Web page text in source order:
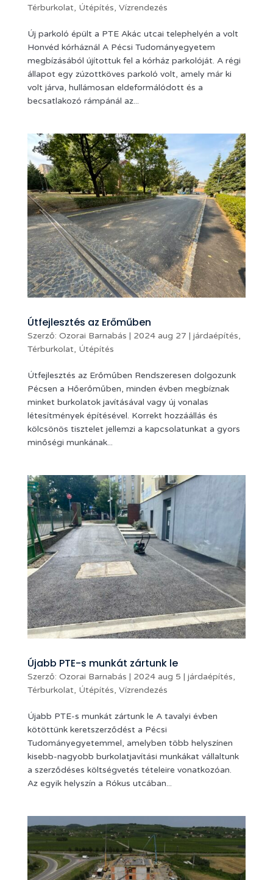
Térburkolat, Útépítés, Vízrendezés
Új parkoló épült a PTE Akác utcai telephelyén a volt
Honvéd kórháznál A Pécsi Tudományegyetem
megbízásából újítottuk fel a kórház parkolóját. A régi
állapot egy zúzottköves parkoló volt, amely már ki
volt járva, hullámosan eldeformálódott és a
becsatlakozó rámpánál az...
Útfejlesztés az Erőműben
Szerző: Ozorai Barnabás | 2024 aug 27 | járdaépítés,
Térburkolat, Útépítés
Útfejlesztés az Erőműben Rendszeresen dolgozunk
Pécsen a Hőerőműben, minden évben megbíznak
minket burkolatok javításával vagy új vonalas
létesítmények építésével. Korrekt hozzáállás és
kölcsönös tisztelet jellemzi a kapcsolatunkat a gyors
minőségi munkának...
Újabb PTE-s munkát zártunk le
Szerző: Ozorai Barnabás | 2024 aug 5 | járdaépítés,
Térburkolat, Útépítés, Vízrendezés
Újabb PTE-s munkát zártunk le A tavalyi évben
kötöttünk keretszerződést a Pécsi
Tudományegyetemmel, amelyben több helyszínen
kisebb-nagyobb burkolatjavítási munkákat vállaltunk
a szerződéses költségvetés tételeire vonatkozóan.
Az egyik helyszín a Rókus utcában...